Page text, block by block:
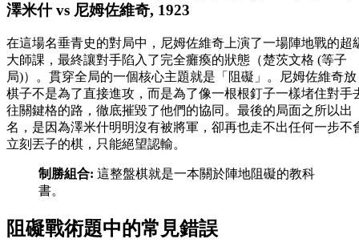
澤米什 vs 尼姆佐維奇, 1923
在這場名垂青史的對局中，尼姆佐維奇上演了一場陣地戰的超
大師課，最終讓對手陷入了完全癱瘓的狀態（楚茨文格 (等子
局)）。貫穿全局的一個核心主題就是「阻礙」。尼姆佐維奇放
棋子不是為了直接進攻，而是為了像一根根釘子一樣堵住對手
往關鍵格的路，徹底摧毀了他們的協同。最後的局面之所以出
名，是因為澤米什明明沒有被將軍，卻再也走不出任何一步不
立刻丟子的棋，只能絕望認輸。
制勝組合: 這整盤棋就是一本關於陣地阻礙的教科
書。
阻礙戰術題中的常見錯誤